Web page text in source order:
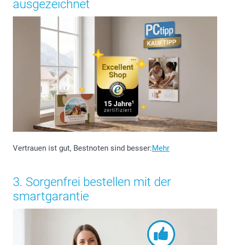
ausgezeichnet
Vertrauen ist gut, Bestnoten sind besser:Mehr
3. Sorgenfrei bestellen mit der
smartgarantie